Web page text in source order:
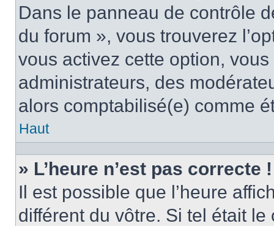
Dans le panneau de contrôle
du forum », vous trouverez
vous activez cette option,
administrateurs, des
alors comptabilisé(e) comme
Haut
» L’heure n’est pas correcte !
Il est possible que l’heure
différent du vôtre. Si tel était